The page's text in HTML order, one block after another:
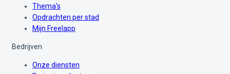
Thema's
Opdrachten per stad
Mijn Freelapp
Bedrijven
Onze diensten